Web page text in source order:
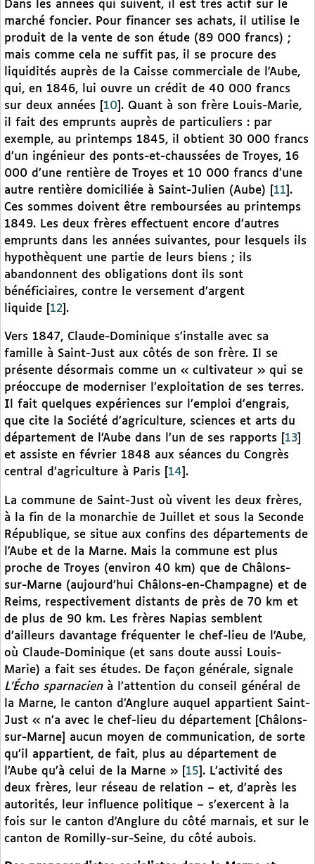
Dans les années qui suivent, il est très actif sur le
marché foncier. Pour financer ses achats, il utilise le
produit de la vente de son étude (89 000 francs) ;
mais comme cela ne suffit pas, il se procure des
liquidités auprès de la Caisse commerciale de l’Aube,
qui, en 1846, lui ouvre un crédit de 40 000 francs
sur deux années
10 . Quant à son frère Louis-Marie,
il fait des emprunts auprès de particuliers : par
exemple, au printemps 1845, il obtient 30 000 francs
d’un ingénieur des ponts-et-chaussées de Troyes, 16
000 d’une rentière de Troyes et 10 000 francs d’une
autre rentière domiciliée à Saint-Julien (Aube)
11 .
Ces sommes doivent être remboursées au printemps
1849. Les deux frères effectuent encore d’autres
emprunts dans les années suivantes, pour lesquels ils
hypothèquent une partie de leurs biens ; ils
abandonnent des obligations dont ils sont
bénéficiaires, contre le versement d’argent
liquide
12 .
Vers 1847, Claude-Dominique s’installe avec sa
famille à Saint-Just aux côtés de son frère. Il se
présente désormais comme un « cultivateur » qui se
préoccupe de moderniser l’exploitation de ses terres.
Il fait quelques expériences sur l’emploi d’engrais,
que cite la Société d’agriculture, sciences et arts du
département de l’Aube dans l’un de ses rapports
13
et assiste en février 1848 aux séances du Congrès
central d’agriculture à Paris
14 .
La commune de Saint-Just où vivent les deux frères,
à la fin de la monarchie de Juillet et sous la Seconde
République, se situe aux confins des départements de
l’Aube et de la Marne. Mais la commune est plus
proche de Troyes (environ 40 km) que de Châlons-
sur-Marne (aujourd’hui Châlons-en-Champagne) et de
Reims, respectivement distants de près de 70 km et
de plus de 90 km. Les frères Napias semblent
d’ailleurs davantage fréquenter le chef-lieu de l’Aube,
où Claude-Dominique (et sans doute aussi Louis-
Marie) a fait ses études. De façon générale, signale
L’Écho sparnacien à l’attention du conseil général de
la Marne, le canton d’Anglure auquel appartient Saint-
Just « n’a avec le chef-lieu du département [Châlons-
sur-Marne] aucun moyen de communication, de sorte
qu’il appartient, de fait, plus au département de
l’Aube qu’à celui de la Marne »
15 . L’activité des
deux frères, leur réseau de relation – et, d’après les
autorités, leur influence politique – s’exercent à la
fois sur le canton d’Anglure du côté marnais, et sur le
canton de Romilly-sur-Seine, du côté aubois.